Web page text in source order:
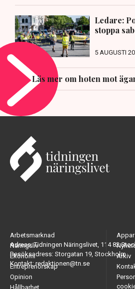
Ledare:
stoppa
5 AUGUSTI
Läs mer om hoten mot
Adress: Tidningen Näringslivet, 114 82
Besöksadress: Storgatan 19, Stockholm
Kontakt: redaktionen@tn.se
Arbetsmarknad
Näringsliv
Ekonomi
Entreprenörskap
Opinion
Hållbarhet
Appar
Arkiv